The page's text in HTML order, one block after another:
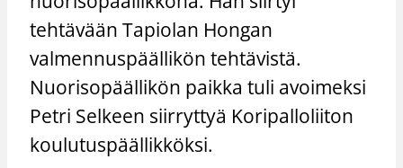
tehtävään Tapiolan Hongan
valmennuspäällikön tehtävistä.
Nuorisopäällikön paikka tuli avoimeksi
Petri Selkeen siirryttyä Koripalloliiton
koulutuspäällikköksi.